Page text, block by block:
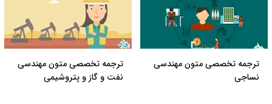
ترجمه تخصصی متون مهندسی
نساجی
ترجمه تخصصی متون مهندسی
نفت و گاز و پتروشیمی